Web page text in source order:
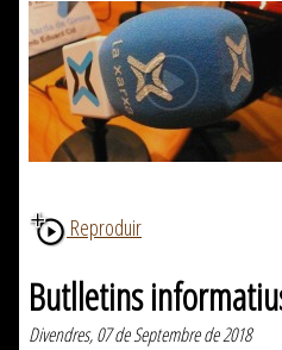
Reproduir
Butlletins
Divendres, 07 de Septembre de 2018